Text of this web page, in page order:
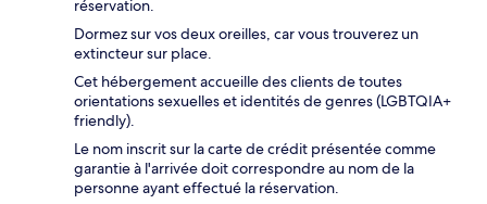
réservation.
Dormez sur vos deux oreilles, car vous trouverez un
extincteur sur place.
Cet hébergement accueille des clients de toutes
orientations sexuelles et identités de genres (LGBTQIA+
friendly).
Le nom inscrit sur la carte de crédit présentée comme
garantie à l'arrivée doit correspondre au nom de la
personne ayant effectué la réservation.